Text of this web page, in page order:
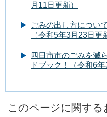
月11日更新）
ごみの出し方につい
（令和5年3月23日更
四日市市のごみを減
ドブック！（令和6年
このページに関す